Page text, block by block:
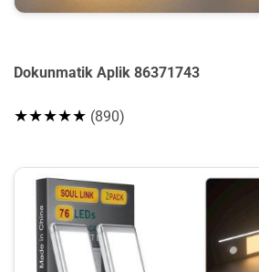
Dokunmatik Aplik 86371743
★★★★★ (890)